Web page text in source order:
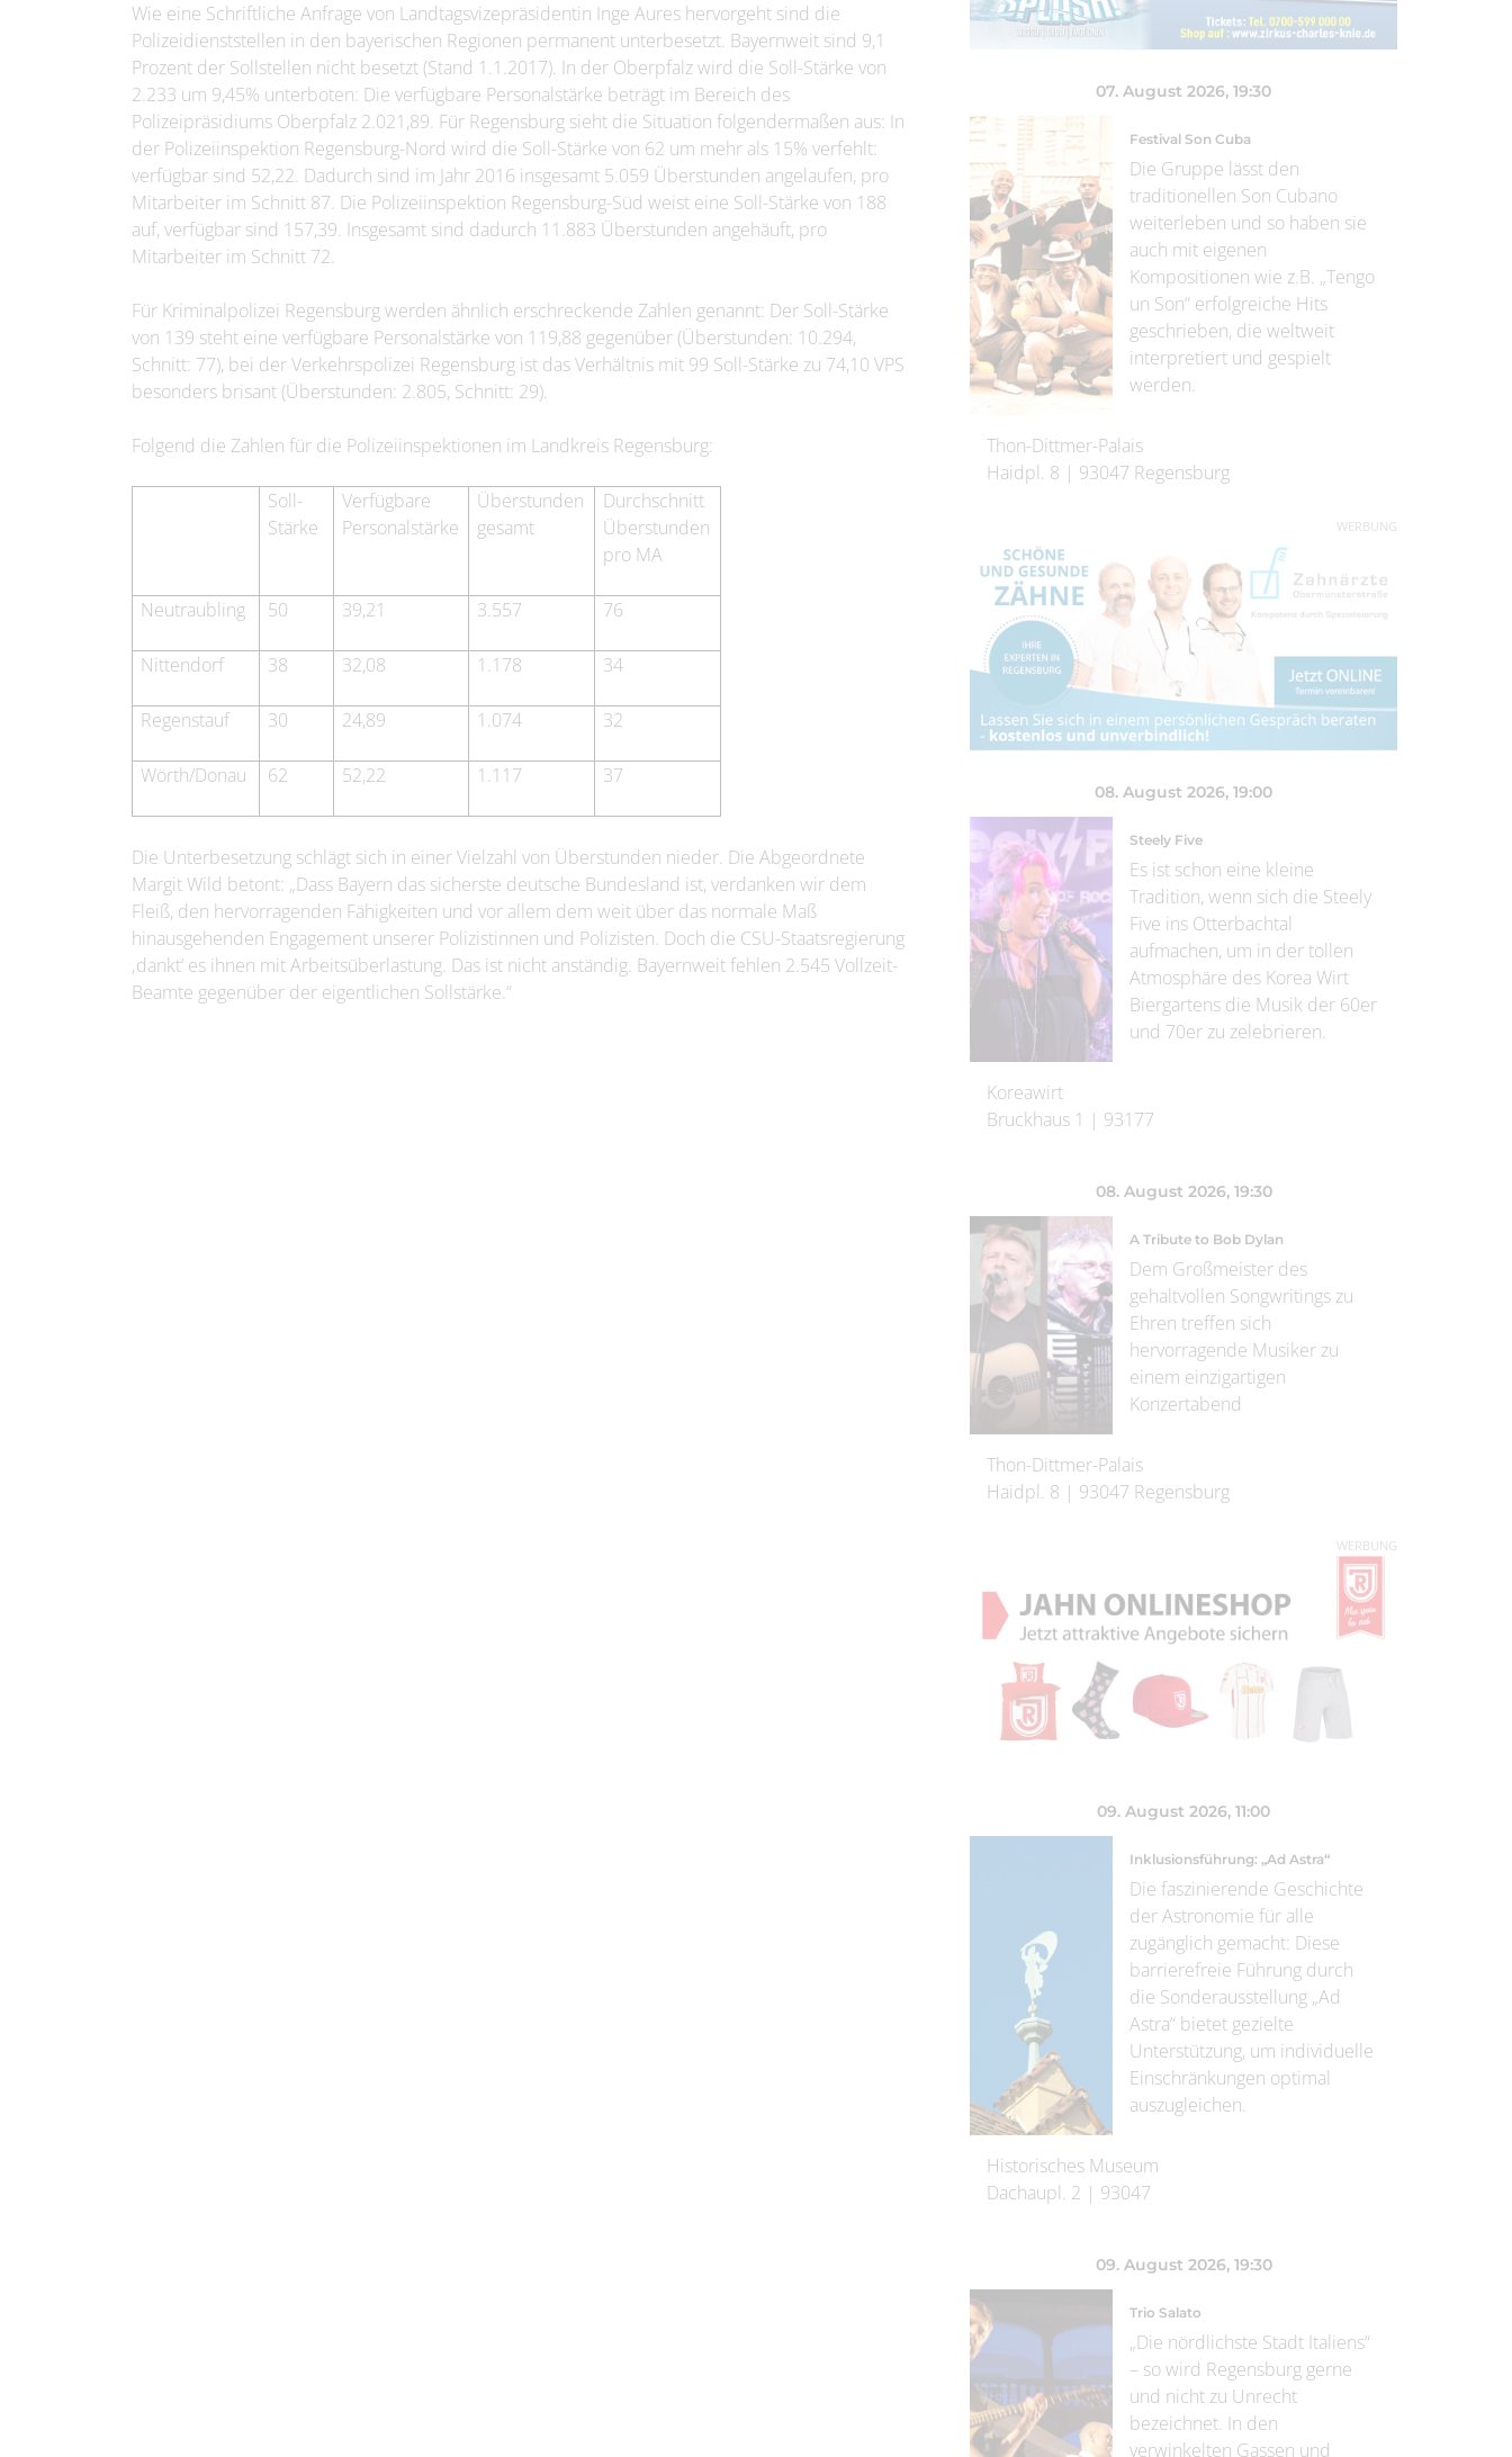
Wie eine Schriftliche Anfrage von Landtagsvizepräsidentin Inge Aures hervorgeht sind die
Polizeidienststellen in den bayerischen Regionen permanent unterbesetzt. Bayernweit sind 9,1
Prozent der Sollstellen nicht besetzt (Stand 1.1.2017). In der Oberpfalz wird die Soll-Stärke von
2.233 um 9,45% unterboten: Die verfügbare Personalstärke beträgt im Bereich des
Polizeipräsidiums Oberpfalz 2.021,89. Für Regensburg sieht die Situation folgendermaßen aus: In
der Polizeiinspektion Regensburg-Nord wird die Soll-Stärke von 62 um mehr als 15% verfehlt:
verfügbar sind 52,22. Dadurch sind im Jahr 2016 insgesamt 5.059 Überstunden angelaufen, pro
Mitarbeiter im Schnitt 87. Die Polizeiinspektion Regensburg-Süd weist eine Soll-Stärke von 188
auf, verfügbar sind 157,39. Insgesamt sind dadurch 11.883 Überstunden angehäuft, pro
Mitarbeiter im Schnitt 72.
Für Kriminalpolizei Regensburg werden ähnlich erschreckende Zahlen genannt: Der Soll-Stärke
von 139 steht eine verfügbare Personalstärke von 119,88 gegenüber (Überstunden: 10.294,
Schnitt: 77), bei der Verkehrspolizei Regensburg ist das Verhältnis mit 99 Soll-Stärke zu 74,10 VPS
besonders brisant (Überstunden: 2.805, Schnitt: 29).
Folgend die Zahlen für die Polizeiinspektionen im Landkreis Regensburg:
Soll-
Stärke
Verfügbare
Personalstärke
Überstunden
gesamt
Durchschnitt
Überstunden
pro MA
Neutraubling 50 39,21 3.557 76
Nittendorf 38 32,08 1.178 34
Regenstauf 30 24,89 1.074 32
Wörth/Donau 62 52,22 1.117 37
Die Unterbesetzung schlägt sich in einer Vielzahl von Überstunden nieder. Die Abgeordnete
Margit Wild betont: „Dass Bayern das sicherste deutsche Bundesland ist, verdanken wir dem
Fleiß, den hervorragenden Fähigkeiten und vor allem dem weit über das normale Maß
hinausgehenden Engagement unserer Polizistinnen und Polizisten. Doch die CSU-Staatsregierung
‚dankt‘ es ihnen mit Arbeitsüberlastung. Das ist nicht anständig. Bayernweit fehlen 2.545 Vollzeit-
Beamte gegenüber der eigentlichen Sollstärke.“
07. August 2026, 19:30
Festival Son Cuba
Die Gruppe lässt den
traditionellen Son Cubano
weiterleben und so haben sie
auch mit eigenen
Kompositionen wie z.B. „Tengo
un Son“ erfolgreiche Hits
geschrieben, die weltweit
interpretiert und gespielt
werden.
Thon-Dittmer-Palais
Haidpl. 8 | 93047 Regensburg
WERBUNG
08. August 2026, 19:00
Steely Five
Es ist schon eine kleine
Tradition, wenn sich die Steely
Five ins Otterbachtal
aufmachen, um in der tollen
Atmosphäre des Korea Wirt
Biergartens die Musik der 60er
und 70er zu zelebrieren.
Koreawirt
Bruckhaus 1 | 93177
08. August 2026, 19:30
A Tribute to Bob Dylan
Dem Großmeister des
gehaltvollen Songwritings zu
Ehren treffen sich
hervorragende Musiker zu
einem einzigartigen
Konzertabend
Thon-Dittmer-Palais
Haidpl. 8 | 93047 Regensburg
WERBUNG
09. August 2026, 11:00
Inklusionsführung: „Ad Astra“
Die faszinierende Geschichte
der Astronomie für alle
zugänglich gemacht: Diese
barrierefreie Führung durch
die Sonderausstellung „Ad
Astra“ bietet gezielte
Unterstützung, um individuelle
Einschränkungen optimal
auszugleichen.
Historisches Museum
Dachaupl. 2 | 93047
09. August 2026, 19:30
Trio Salato
„Die nördlichste Stadt Italiens“
– so wird Regensburg gerne
und nicht zu Unrecht
bezeichnet. In den
verwinkelten Gassen und